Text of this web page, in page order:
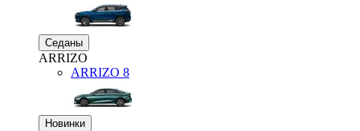
Седаны
ARRIZO
ARRIZO 8
Новинки